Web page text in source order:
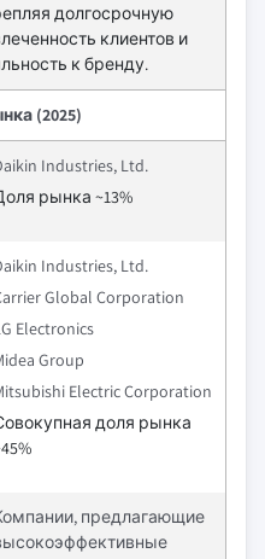
долгосрочную
клиентов и
к бренду.
(2025)
Industries, Ltd.
рынка ~13%
Industries, Ltd.
Global Corporation
Electronics
Group
Electric Corporation
доля рынка
предлагающие